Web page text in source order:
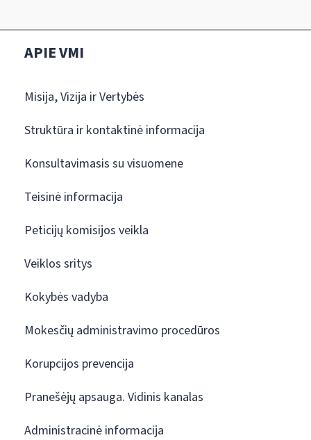
APIE VMI
Misija, Vizija ir Vertybės
Struktūra ir kontaktinė informacija
Konsultavimasis su visuomene
Teisinė informacija
Peticijų komisijos veikla
Veiklos sritys
Kokybės vadyba
Mokesčių administravimo procedūros
Korupcijos prevencija
Pranešėjų apsauga. Vidinis kanalas
Administracinė informacija